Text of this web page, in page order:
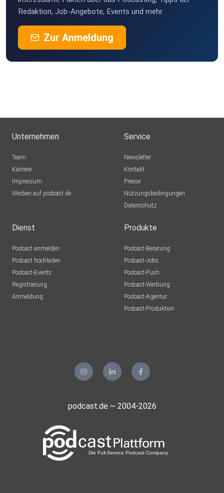
Redaktion, Job-Angebote, Events und mehr.
Zur Anmeldung
Unternehmen
Team
Karriere
Impressum
Werben auf podcast.de
Service
Newsletter
Kontakt
Presse
Nutzungsbedingungen
Datenschutz
Dienst
Podcast anmelden
Podcast hochladen
Podcast-Events
Registrierung
Anmeldung
Produkte
Podcast-Beratung
Podcast-Jobs
Podcast-Push
Podcast-Werbung
Podcast-Agentur
Podcast-Produktion
podcast.de ~ 2004-2026